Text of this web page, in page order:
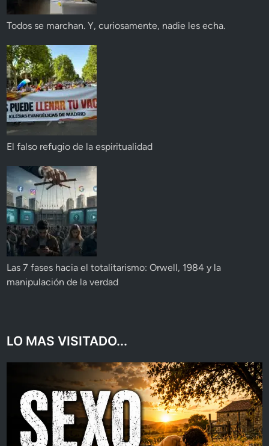
Todos se marchan. Y, curiosamente, nadie les echa.
El falso refugio de la espiritualidad
Las 7 fases hacia el totalitarismo: Orwell, 1984 y la
manipulación de la verdad
LO MAS VISITADO...